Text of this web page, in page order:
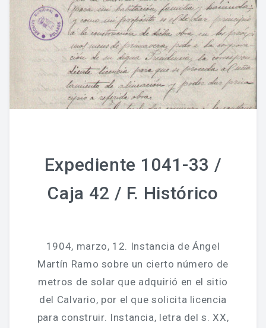
Expediente 1041-33 /
Caja 42 / F. Histórico
1904, marzo, 12. Instancia de Ángel
Martín Ramo sobre un cierto número de
metros de solar que adquirió en el sitio
del Calvario, por el que solicita licencia
para construir. Instancia, letra del s. XX,